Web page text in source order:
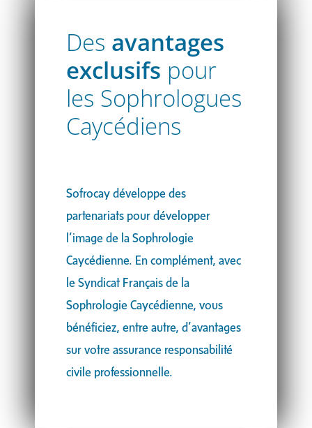
Des avantages
exclusifs pour
les Sophrologues
Caycédiens
Sofrocay développe des
partenariats pour développer
l’image de la Sophrologie
Caycédienne. En complément, avec
le Syndicat Français de la
Sophrologie Caycédienne, vous
bénéficiez, entre autre, d’avantages
sur votre assurance responsabilité
civile professionnelle.